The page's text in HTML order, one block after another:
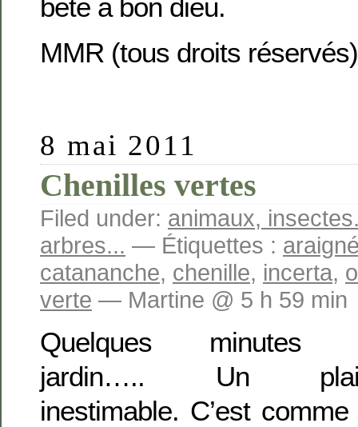
bête à bon dieu.
MMR (tous droits réservés)
8 mai 2011
Chenilles vertes
Filed under: animaux,
arbres... — Étiquettes :
catananche, chenille, incerta,
verte — Martine @ 5 h 59 min
Quelques minutes
jardin….. Un
inestimable. C’est